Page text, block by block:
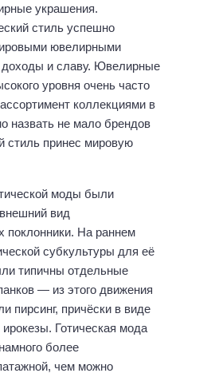
украшения.
стиль успешно
ювелирными
доходы и славу. Ювелирные
уровня очень часто
коллекциями в
назвать не мало брендов
стиль принес мировую
моды были
вид
поклонники. На раннем
субкультуры для её
типичны отдельные
— из этого движения
пирсинг, причёски в виде
Готическая мода
более
чем можно